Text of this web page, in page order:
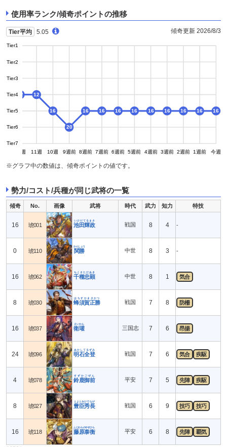
使用率ランク/傾奇ポイントの推移
Tier平均 5.05 傾奇更新 2026/8/3
Tier1
Tier2
Tier3
Tier4
Tier5
Tier6
Tier7
12週 11週 10週 9週前 8週前 7週前 6週前 5週前 4週前 3週前 2週前 1週前 今週
12 12 12
16
20
16 16 16 16 16 16 16 16 16
※グラフ中の数値は、傾奇ポイントの値です。
勢力/コスト/兵種が同じ武将の一覧
傾奇 No. 画像 武将 時代 武力 知力 特技
16 琥001 池田輝政
いけだてるまさ
戦国 8 4 -
0 琥110 関勝
かんしょう
中世 8 3 -
16 琥062 千種忠顕
ちくさただあき
中世 8 1 気合
8 琥030 蜂須賀正勝
はちすかまさかつ
戦国 7 8 防柵
16 琥037 衛瓘
えいかん
三国志 7 6 昂揚
24 琥096 明石全登
あかしてるずみ
戦国 7 6 気合 疾駆
4 琥078 鈴鹿御前
すずかごぜん
平安 7 5 先陣 疾駆
8 琥027 豊臣秀長
とよとみひでなが
戦国 6 9 技巧 技巧
16 琥118 藤原泰衡
ふじわらのやすひら
平安 6 8 先陣 覇気